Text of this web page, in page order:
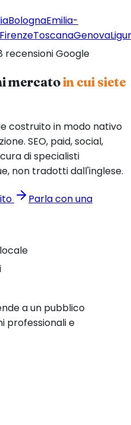
BolognaEmilia-
FirenzeToscanaGenova
recensioni Google
mercatoin cui siete
costruito in modo nativo
SEO, paid, social,
di specialisti
non tradotti dall'inglese.
Parla con una
a un pubblico
professionali e